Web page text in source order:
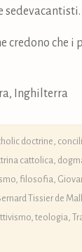
sedevacantisti.
credono che i
Inghilterra
doctrine
cattolica,
filosofia
Tissier de
teologia